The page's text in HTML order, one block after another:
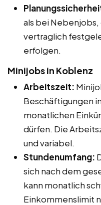
als bei
vertraglich
erfolgen.
Minijobs in Koblenz
Arbeitszeit:
Beschäftigungen
monatlichen
dürfen. Die
und variabel.
Stundenumfang:
sich nach dem
kann monatlich
Einkommenslimit